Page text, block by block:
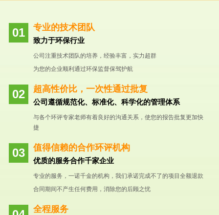
专业的技术团队
致力于环保行业
公司注重技术团队的培养，经验丰富，实力超群
为您的企业顺利通过环保监督保驾护航
超高性价比，一次性通过批复
公司遵循规范化、标准化、科学化的管理体系
与各个环评专家老师有着良好的沟通关系，使您的报告批复更加快
捷
值得信赖的合作环评机构
优质的服务合作千家企业
专业的服务，一诺千金的机构，我们承诺完成不了的项目全额退款
合同期间不产生任何费用，消除您的后顾之忧
全程服务